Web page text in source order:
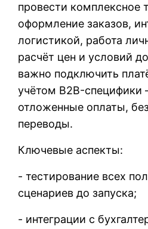
провести комплексное
оформление заказов,
логистикой, работа
расчёт цен и условий
важно подключить
учётом B2B-специфики
отложенные оплаты,
переводы.
Ключевые аспекты:
- тестирование всех
сценариев до запуска;
- интеграции с